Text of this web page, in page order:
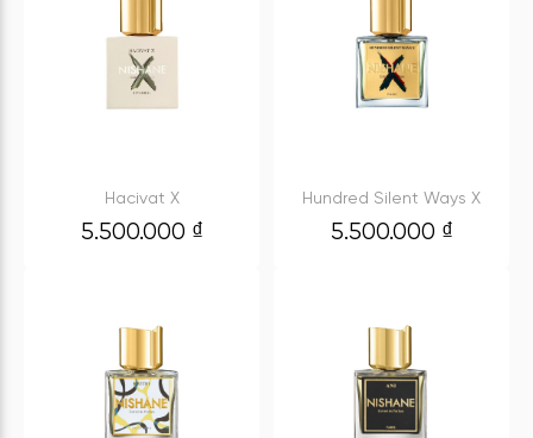
Hacivat X
5.500.000 ₫
Hundred Silent Ways X
5.500.000 ₫